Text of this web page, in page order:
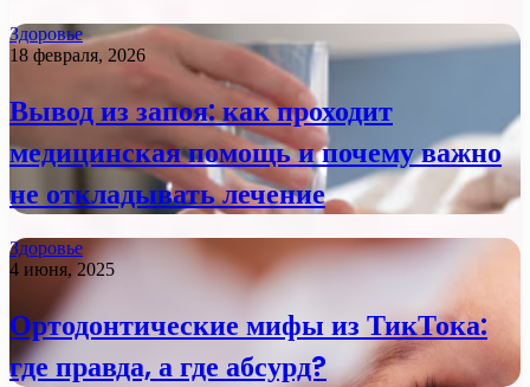
Здоровье
18 февраля, 2026
Вывод из запоя: как проходит
медицинская помощь и почему важно
не откладывать лечение
Здоровье
4 июня, 2025
Ортодонтические мифы из ТикТока:
где правда, а где абсурд?